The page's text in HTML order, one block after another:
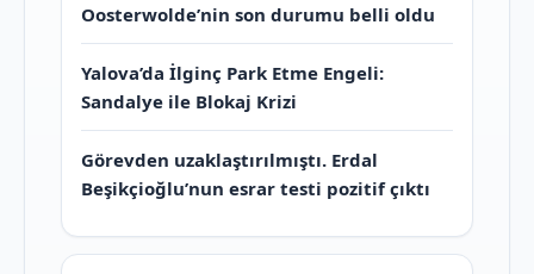
Oosterwolde’nin son durumu belli oldu
Yalova’da İlginç Park Etme Engeli:
Sandalye ile Blokaj Krizi
Görevden uzaklaştırılmıştı. Erdal
Beşikçioğlu’nun esrar testi pozitif çıktı